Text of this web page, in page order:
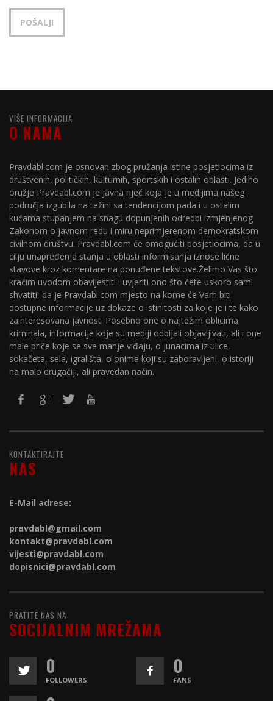
VIŠE INFORMACIJA
O NAMA
Pravdabl.com je osnovan zbog pružanja istine posjetiocima iz
društvenih, političkih, kulturnih, sportskih i ostalih oblasti. Jedino
oružje Pravdabl.com je javna riječ koja je u medijima našeg
područja izgubila na težini sa tendencijom pada i u ostalim
kućama stupanjem na snagu dopunjenih odredbi izmjenjenog
Zakonom o javnom redu i miru neprimjerenom demokratskom
civilnom društvu. Pravdabl.com će omogućiti posjetiocima, da u
cilju unapređenja stanja u oblasti informisanja iznose lične
stavove kroz komentare na ponuđene tekstove.Želimo Vas što
kraćim uvodom obavijestiti i uvjeriti ono što ćete uskoro sami
shvatiti, da je Pravdabl.com mjesto na kome će Vam biti
dostupne informacije uz dokaze o istinitosti za koje je i te kako
zainteresovana javnost. Posebno one o najtežim oblicima
kriminala, informacije koje su mediji odbijali objavljivati, ali i one
male priče koje se sve manje viđaju, o junacima iz ulice,
sokačeta, sela, igrališta, o onima koji su zaboravljeni, o istoriji
na malo drugačiji, ali pravedan način.
KONTAKTIRAJTE
NAS
E-Mail adrese:
pravdabl@gmail.com
kontakt@pravdabl.com
vijesti@pravdabl.com
dopisnici@pravdabl.com
PRATITE NAS NA
SOCIJALNIM MREŽAMA
0
FOLLOWERS
0
FANS